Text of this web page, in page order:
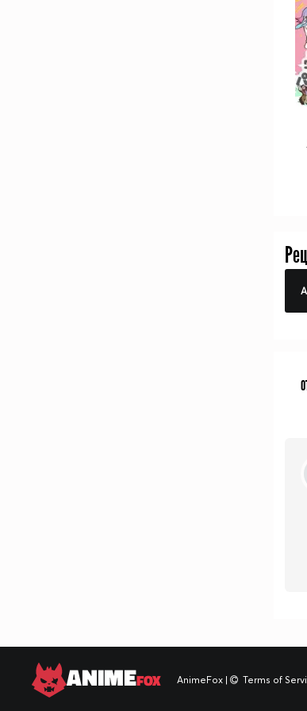
ANIMEFOX AnimeFox | Terms of